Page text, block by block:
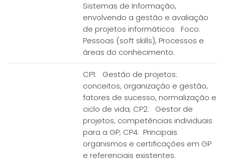
Sistemas de Informação,
envolvendo a gestão e avaliação
de projetos informáticos Foco:
Pessoas (soft skills), Processos e
áreas do conhecimento.
CP1: Gestão de projetos:
conceitos, organização e gestão,
fatores de sucesso, normalização e
ciclo de vida; CP2: Gestor de
projetos; competências individuais
para a GP; CP4: Principais
organismos e certificações em GP
e referenciais existentes.